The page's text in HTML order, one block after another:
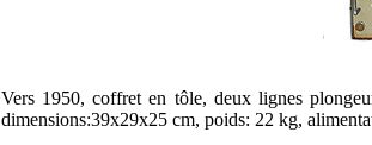
Vers 1950, coffret en tôle, deux lignes
dimensions:39x29x25 cm, poids: 22 kg,